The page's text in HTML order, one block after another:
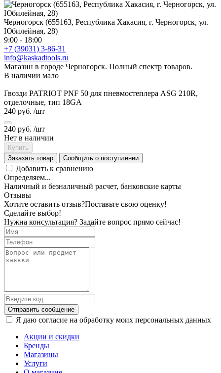
Черногорск (655163, Республика Хакасия, г. Черногорск, ул.
Юбилейная, 28)
9:00 - 18:00
+7 (39031) 3-86-31
info@kaskadtools.ru
Магазин в городе Черногорск. Полный спектр товаров.
В наличии мало
Гвозди PATRIOT PNF 50 для пневмостеплера ASG 210R,
отделочные, тип 18GA
240 руб. /шт
240 руб. /шт
Нет в наличии
Купить
Заказать товар
Сообщить о поступлении
Добавить к сравнению
Определяем...
Наличный и безналичный расчет, банковские карты
Отзывы
Хотите оставить отзыв?Поставьте свою оценку!
Сделайте выбор!
Нужна консультация? Задайте вопрос прямо сейчас!
Отправить сообщение
Я даю согласие на обработку моих персональных данных
Акции и скидки
Бренды
Магазины
Услуги